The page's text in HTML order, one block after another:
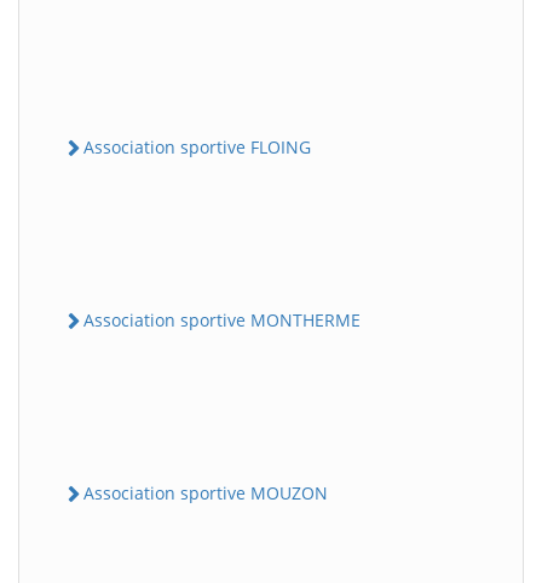
Association sportive FLOING
Association sportive MONTHERME
Association sportive MOUZON